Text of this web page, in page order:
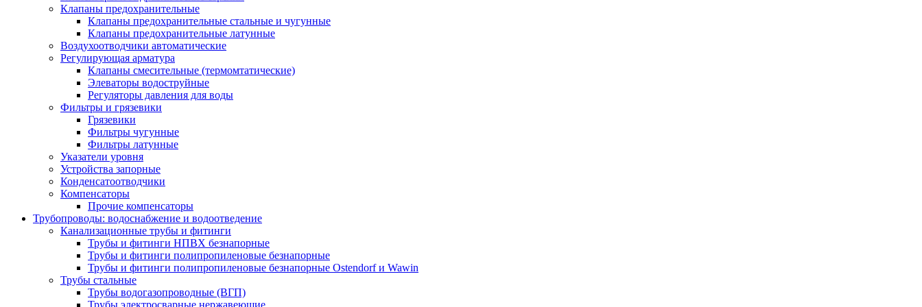
Клапаны предохранительные
Клапаны предохранительные стальные и чугунные
Клапаны предохранительные латунные
Воздухоотводчики автоматические
Регулирующая арматура
Клапаны смесительные (термомтатические)
Элеваторы водоструйные
Регуляторы давления для воды
Фильтры и грязевики
Грязевики
Фильтры чугунные
Фильтры латунные
Указатели уровня
Устройства запорные
Конденсатоотводчики
Компенсаторы
Прочие компенсаторы
Трубопроводы: водоснабжение и водоотведение
Канализационные трубы и фитинги
Трубы и фитинги НПВХ безнапорные
Трубы и фитинги полипропиленовые безнапорные
Трубы и фитинги полипропиленовые безнапорные Ostendorf и Wawin
Трубы стальные
Трубы водогазопроводные (ВГП)
Трубы электросварные нержавеющие